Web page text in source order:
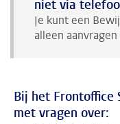
niet via
Je kunt een
alleen
Bij het Frontoffice
met vragen over: